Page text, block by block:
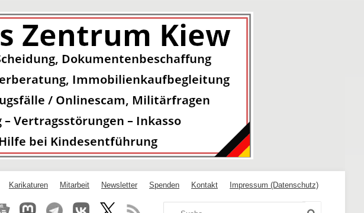
Karikaturen Mitarbeit Newsletter Spenden Kontakt Impressum (Datenschutz)